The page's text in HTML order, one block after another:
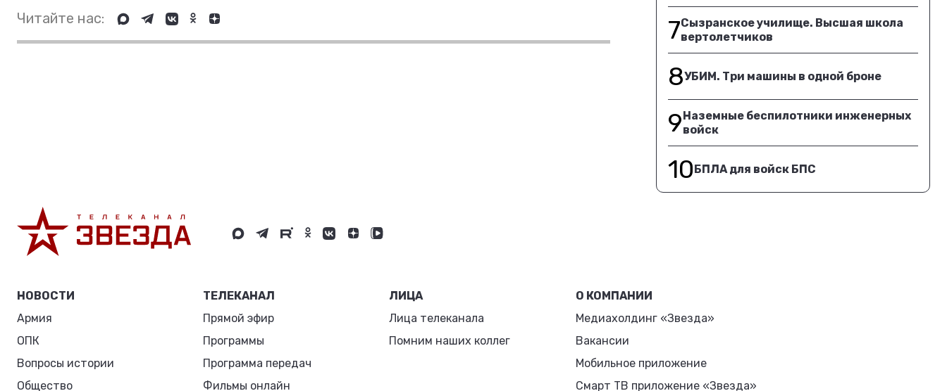
Читайте нас: 7Сызранское училище. Высшая школа
вертолетчиков
8УБИМ. Три машины в одной броне
9Наземные беспилотники инженерных
войск
10БПЛА для войск БПС
НОВОСТИ
Армия
ОПК
Вопросы истории
Общество
ТЕЛЕКАНАЛ
Прямой эфир
Программы
Программа передач
Фильмы онлайн
ЛИЦА
Лица телеканала
Помним наших коллег
О КОМПАНИИ
Медиахолдинг «Звезда»
Вакансии
Мобильное приложение
Смарт ТВ приложение «Звезда»